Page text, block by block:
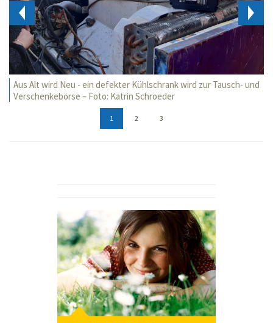
Aus Alt wird Neu - ein defekter Kühlschrank wird zur Tausch- und
Verschenkebörse – Foto: Katrin Schroeder
1 2 3